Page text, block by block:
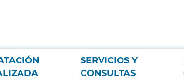
SERVICIOS Y
CONSULTAS
de la Comunidad de Madrid